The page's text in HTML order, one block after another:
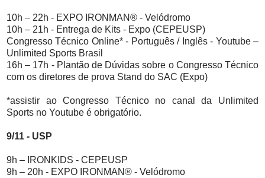
10h – 22h - EXPO IRONMAN® - Velódromo
10h – 21h - Entrega de Kits - Expo (CEPEUSP)
Congresso Técnico Online* - Português / Inglês - Youtube –
Unlimited Sports Brasil
16h – 17h - Plantão de Dúvidas sobre o Congresso Técnico
com os diretores de prova Stand do SAC (Expo)
*assistir ao Congresso Técnico no canal da Unlimited
Sports no Youtube é obrigatório.
9/11 - USP
9h – IRONKIDS - CEPEUSP
9h – 20h - EXPO IRONMAN® - Velódromo